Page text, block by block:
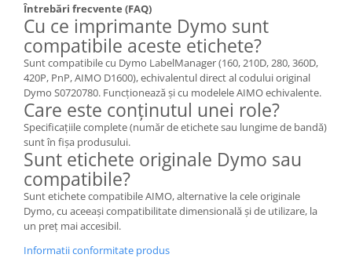
Întrebări frecvente (FAQ)
Cu ce imprimante Dymo sunt
compatibile aceste etichete?
Sunt compatibile cu Dymo LabelManager (160, 210D, 280, 360D,
420P, PnP, AIMO D1600), echivalentul direct al codului original
Dymo S0720780. Funcționează și cu modelele AIMO echivalente.
Care este conținutul unei role?
Specificațiile complete (număr de etichete sau lungime de bandă)
sunt în fișa produsului.
Sunt etichete originale Dymo sau
compatibile?
Sunt etichete compatibile AIMO, alternative la cele originale
Dymo, cu aceeași compatibilitate dimensională și de utilizare, la
un preț mai accesibil.
Informatii conformitate produs